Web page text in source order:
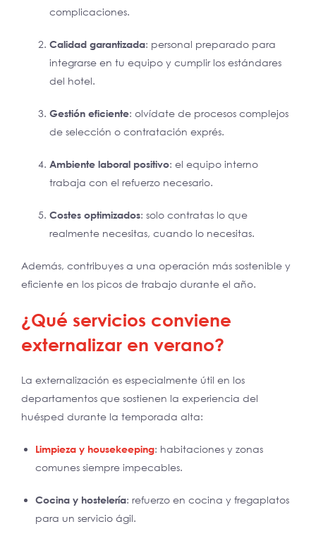
complicaciones.
Calidad garantizada: personal preparado para
integrarse en tu equipo y cumplir los estándares
del hotel.
Gestión eficiente: olvídate de procesos complejos
de selección o contratación exprés.
Ambiente laboral positivo: el equipo interno
trabaja con el refuerzo necesario.
Costes optimizados: solo contratas lo que
realmente necesitas, cuando lo necesitas.
Además, contribuyes a una operación más sostenible y
eficiente en los picos de trabajo durante el año.
¿Qué servicios conviene
externalizar en verano?
La externalización es especialmente útil en los
departamentos que sostienen la experiencia del
huésped durante la temporada alta:
Limpieza y housekeeping: habitaciones y zonas
comunes siempre impecables.
Cocina y hostelería: refuerzo en cocina y fregaplatos
para un servicio ágil.